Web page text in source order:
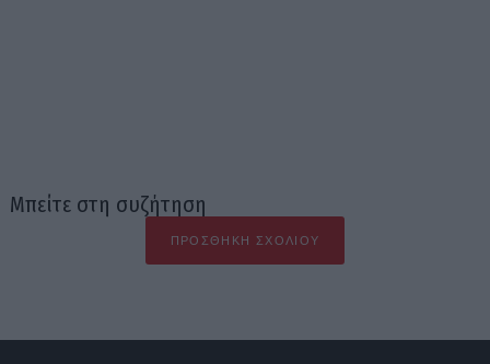
Μπείτε στη συζήτηση
ΠΡΟΣΘΉΚΗ ΣΧΟΛΊΟΥ